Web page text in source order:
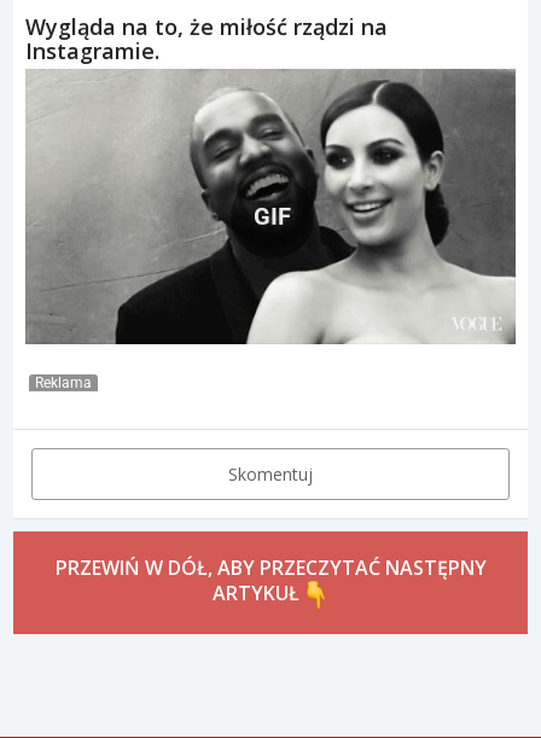
Wygląda na to, że miłość rządzi na
Instagramie.
GIF
Reklama
Skomentuj
PRZEWIŃ W DÓŁ, ABY PRZECZYTAĆ NASTĘPNY
ARTYKUŁ